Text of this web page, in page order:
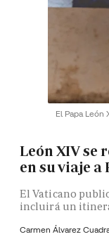
El Papa
León XIV se
en su viaje
El Vaticano
incluirá un
Carmen Álvarez